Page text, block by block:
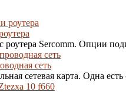
роутера Sercomm. Опции
сеть
сетевая карта. Одна есть